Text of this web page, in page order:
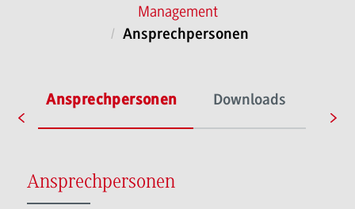
Management
Ansprechpersonen
Ansprechpersonen Downloads
Ansprechpersonen